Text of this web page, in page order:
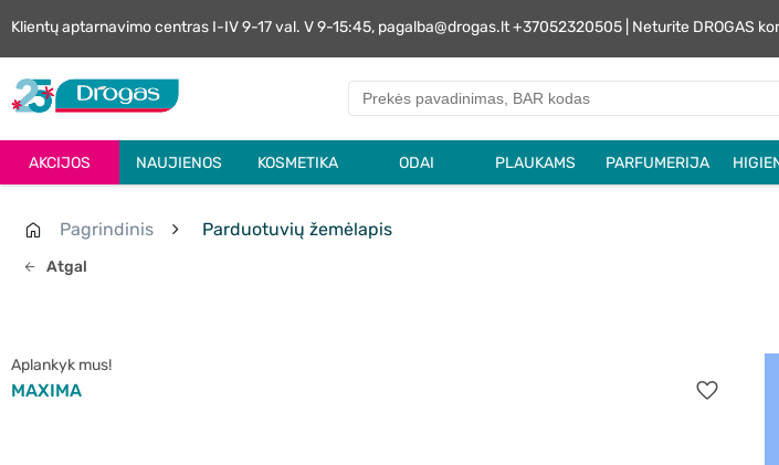
Klientų aptarnavimo centras I-IV 9-17 val. V 9-15:45, pagalba@drogas.lt +37052320505 | Neturite DROGAS
AKCIJOS NAUJIENOS KOSMETIKA ODAI PLAUKAMS PARFUMERIJA
Atgal
Pagrindinis Parduotuvių žemėlapis
Aplankyk mus!
MAXIMA